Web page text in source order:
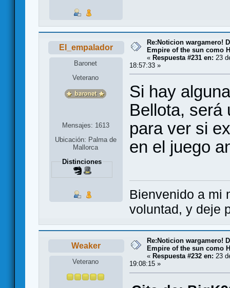
El_empalador
Baronet
Veterano
Mensajes: 1613
Ubicación: Palma de
Mallorca
Distinciones
Re:Noticion wargamero!
Empire of the sun como
« Respuesta #231 en: 23
18:57:33 »
Si hay
Bellota, será
para ver si
en el juego
Bienvenido a mi
voluntad, y deje
Weaker
Veterano
Re:Noticion wargamero!
Empire of the sun como
« Respuesta #232 en: 23
19:08:15 »